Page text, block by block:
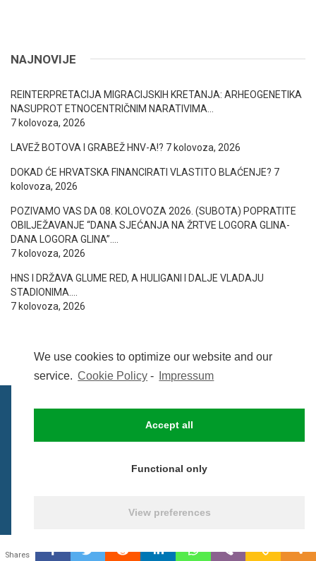
We use cookies to optimize our website and our
service. Cookie Policy - Impressum
Accept all
Functional only
View preferences
Shares
NAJNOVIJE
REINTERPRETACIJA MIGRACIJSKIH KRETANJA: ARHEOGENETIKA
NASUPROT ETNOCENTRIČNIM NARATIVIMA…
7 kolovoza, 2026
LAVEŽ BOTOVA I GRABEŽ HNV-A!? 7 kolovoza, 2026
DOKAD ĆE HRVATSKA FINANCIRATI VLASTITO BLAĆENJE? 7
kolovoza, 2026
POZIVAMO VAS DA 08. KOLOVOZA 2026. (SUBOTA) POPRATITE
OBILJEŽAVANJE “DANA SJEĆANJA NA ŽRTVE LOGORA GLINA-
DANA LOGORA GLINA”….
7 kolovoza, 2026
HNS I DRŽAVA GLUME RED, A HULIGANI I DALJE VLADAJU
STADIONIMA….
7 kolovoza, 2026